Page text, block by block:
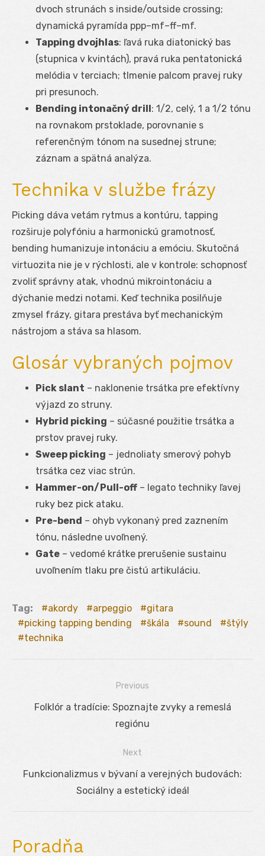
dvoch strunách s inside/outside crossing;
dynamická pyramída ppp–mf–ff–mf.
Tapping dvojhlas: ľavá ruka diatonický bas
(stupnica v kvintách), pravá ruka pentatonická
melódia v terciach; tlmenie palcom pravej ruky
pri presunoch.
Bending intonačný drill: 1/2, celý, 1 a 1/2 tónu
na rovnakom prstoklade, porovnanie s
referenčným tónom na susednej strune;
záznam a spätná analýza.
Technika v službe frázy
Picking dáva vetám rytmus a kontúru, tapping
rozširuje polyfóniu a harmonickú gramotnosť,
bending humanizuje intonáciu a emóciu. Skutočná
virtuozita nie je v rýchlosti, ale v kontrole: schopnosť
zvoliť správny atak, vhodnú mikrointonáciu a
dýchanie medzi notami. Keď technika posilňuje
zmysel frázy, gitara prestáva byť mechanickým
nástrojom a stáva sa hlasom.
Glosár vybraných pojmov
Pick slant – naklonenie trsátka pre efektívny
výjazd zo struny.
Hybrid picking – súčasné použitie trsátka a
prstov pravej ruky.
Sweep picking – jednoliaty smerový pohyb
trsátka cez viac strún.
Hammer-on/Pull-off – legato techniky ľavej
ruky bez pick ataku.
Pre-bend – ohyb vykonaný pred zaznením
tónu, následne uvoľnený.
Gate – vedomé krátke prerušenie sustainu
uvoľnením tlaku pre čistú artikuláciu.
Tag: akordy arpeggio
gitara
picking tapping bending
škála sound
štýly
technika
Navigácia
Previous
Previous
Folklór a tradície: Spoznajte zvyky a remeslá
regiónu
Next
Next
Funkcionalizmus v bývaní a verejných budovách:
Sociálny a estetický ideál
Poradňa